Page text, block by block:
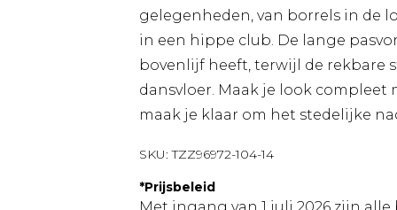
gelegenheden, van borrels in de
in een hippe club. De lange
bovenlijf heeft, terwijl de rekbare
dansvloer. Maak je look
maak je klaar om het stedelijke
SKU:TZZ96972-104-14
*Prijsbeleid